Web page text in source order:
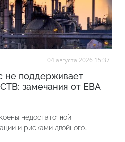
04 августа 2026 15:37
не поддерживает
замечания от ЕВА
недостаточной
и рисками двойного